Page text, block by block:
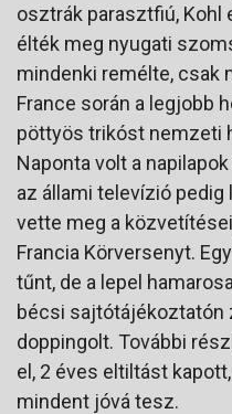
osztrák parasztfiú,
élték meg nyugati
mindenki remélte, csak
France során a legjobb
pöttyös trikóst nemzeti
Naponta volt a
az állami televízió
vette meg a
Francia Körversenyt.
tűnt, de a lepel
bécsi sajtótájékoztatón
doppingolt. További
el, 2 éves eltiltást
mindent jóvá tesz.